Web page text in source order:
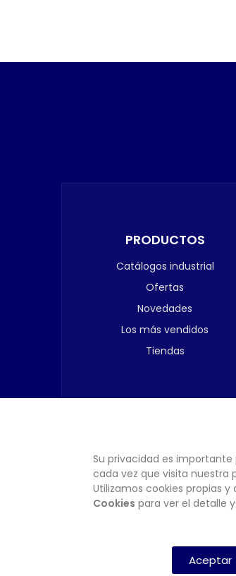
PRODUCTOS
Catálogos industrial
Ofertas
Novedades
Los más vendidos
Tiendas
Su privacidad es
cada vez que visita nuestra
Utilizamos cookies propias
Cookies para ver el detalle
Aceptar